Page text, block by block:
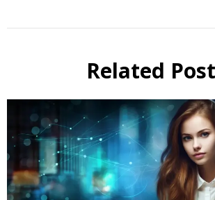
Related